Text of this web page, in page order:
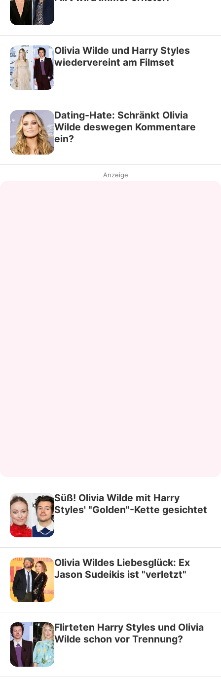
Olivia Wilde und Harry Styles
wiedervereint am Filmset
Dating-Hate: Schränkt Olivia
Wilde deswegen Kommentare
ein?
Anzeige
Süß! Olivia Wilde mit Harry
Styles' "Golden"-Kette gesichtet
Olivia Wildes Liebesglück: Ex
Jason Sudeikis ist "verletzt"
Flirteten Harry Styles und Olivia
Wilde schon vor Trennung?